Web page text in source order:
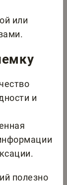
или
и
полезно